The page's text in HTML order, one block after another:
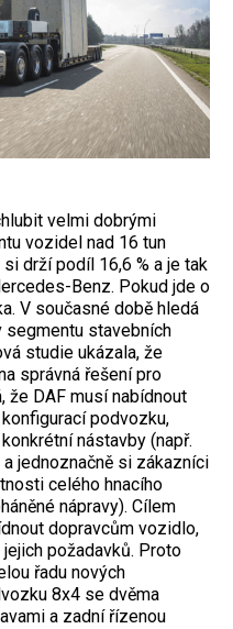
velmi dobrými
vozidel nad 16 tun
drží podíl 16,6 % a je tak
Benz. Pokud jde o
V současné době hledá
segmentu stavebních
studie ukázala, že
správná řešení pro
že DAF musí nabídnout
podvozku,
nástavby (např.
jednoznačně si zákazníci
celého hnacího
nápravy). Cílem
dopravcům vozidlo,
požadavků. Proto
řadu nových
8x4 se dvěma
a zadní řízenou